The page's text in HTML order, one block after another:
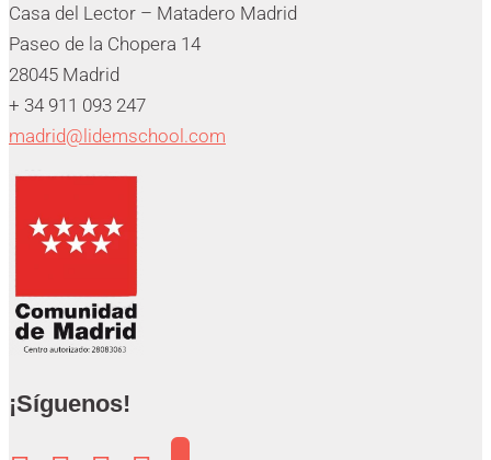
Casa del Lector – Matadero Madrid
Paseo de la Chopera 14
28045 Madrid
+ 34 911 093 247
madrid@lidemschool.com
¡Síguenos!